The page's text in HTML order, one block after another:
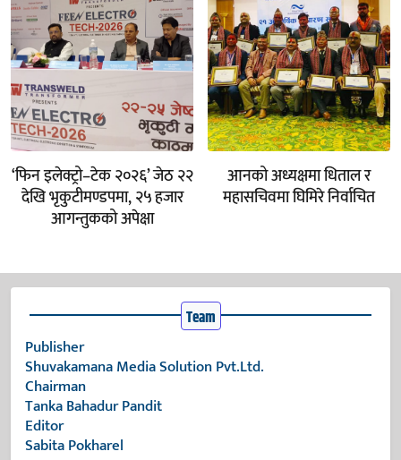
‘फिन इलेक्ट्रो–टेक २०२६’ जेठ २२
देखि भृकुटीमण्डपमा, २५ हजार
आगन्तुकको अपेक्षा
आनको अध्यक्षमा धिताल र
महासचिवमा घिमिरे निर्वाचित
Team
Publisher
Shuvakamana Media Solution Pvt.Ltd.
Chairman
Tanka Bahadur Pandit
Editor
Sabita Pokharel